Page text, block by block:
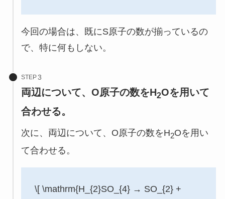
今回の場合は、既にS原子の数が揃っているの
で、特に何もしない。
STEP
両辺について、O原子の数をH2Oを用いて
合わせる。
次に、両辺について、O原子の数をH2Oを用い
て合わせる。
\[ \mathrm{H_{2}SO_{4} → SO_{2} +